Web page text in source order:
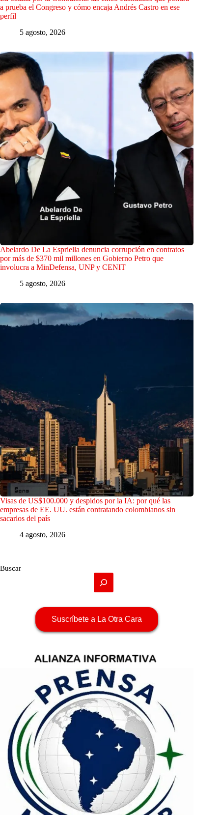
a prueba el Congreso y cómo encaja Andrés Castro en ese
perfil
5 agosto, 2026
Abelardo De La Espriella denuncia corrupción en contratos
por más de $370 mil millones en Gobierno Petro que
involucra a MinDefensa, UNP y CENIT
5 agosto, 2026
Visas de US$100.000 y despidos por la IA: por qué las
empresas de EE. UU. están contratando colombianos sin
sacarlos del país
4 agosto, 2026
Buscar
Suscríbete a La Otra Cara